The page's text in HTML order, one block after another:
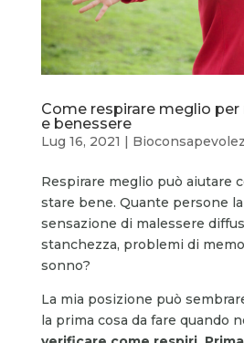
Come respirare meglio
e benessere
Lug 16, 2021 |
Respirare meglio può aiutare
stare bene. Quante persone
sensazione di malessere
stanchezza, problemi di
sonno?
La mia posizione può
la prima cosa da fare quando